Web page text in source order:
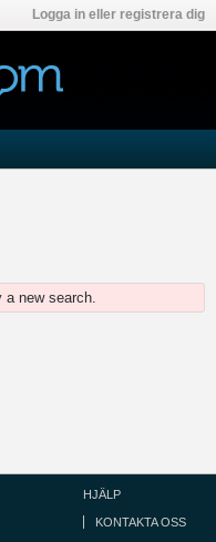
Logga in eller registrera dig
a new search.
HJÄLP
KONTAKTA OSS